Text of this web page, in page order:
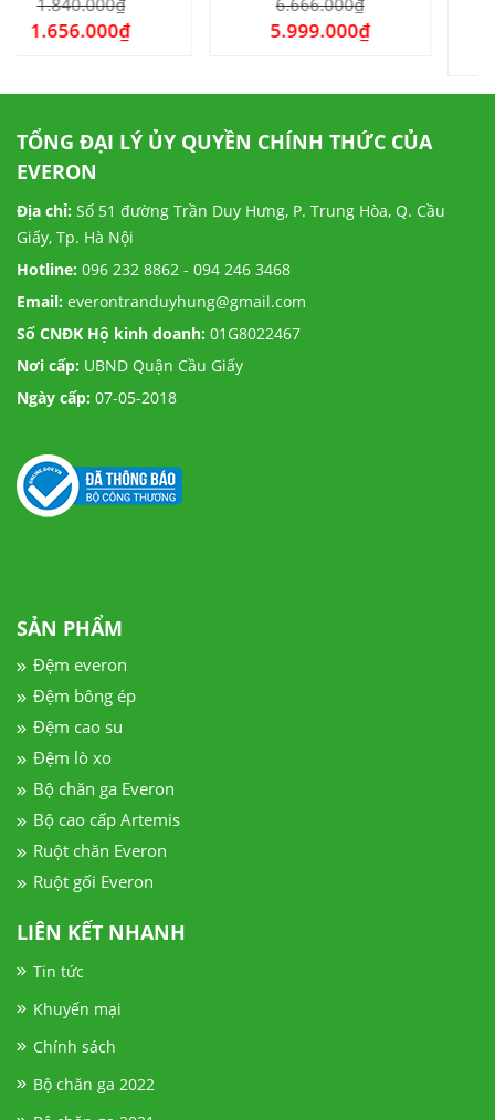
₫ ₫
TỔNG ĐẠI LÝ ỦY QUYỀN CHÍNH THỨC CỦA
EVERON
Địa chỉ: Số 51 đường Trần Duy Hưng, P. Trung Hòa, Q. Cầu
Giấy, Tp. Hà Nội
Hotline: 096 232 8862 - 094 246 3468
Email: everontranduyhung@gmail.com
Số CNĐK Hộ kinh doanh: 01G8022467
Nơi cấp: UBND Quận Cầu Giấy
Ngày cấp: 07-05-2018
SẢN PHẨM
Đệm everon
Đệm bông ép
Đệm cao su
Đệm lò xo
Bộ chăn ga Everon
Bộ cao cấp Artemis
Ruột chăn Everon
Ruột gối Everon
LIÊN KẾT NHANH
Tin tức
Khuyến mại
Chính sách
Bộ chăn ga 2022